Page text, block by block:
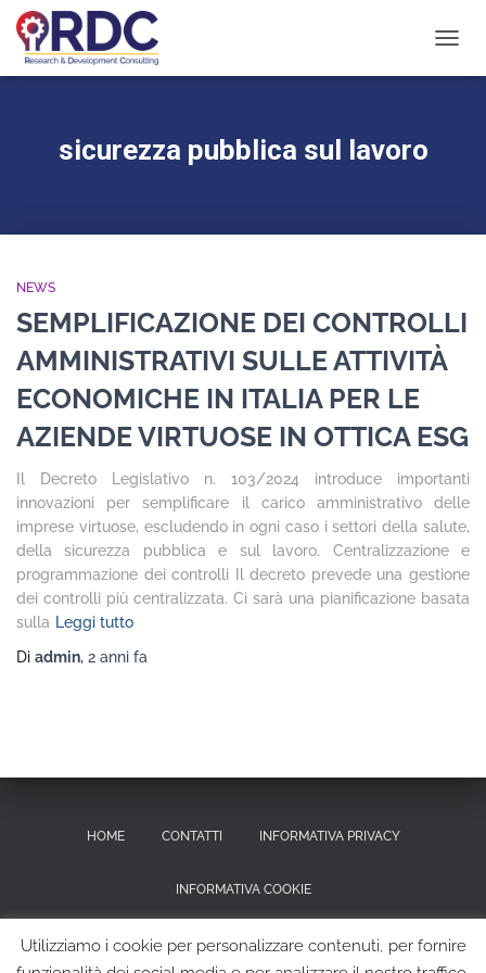
sicurezza pubblica sul lavoro
NEWS
SEMPLIFICAZIONE DEI CONTROLLI
AMMINISTRATIVI SULLE ATTIVITÀ
ECONOMICHE IN ITALIA PER LE
AZIENDE VIRTUOSE IN OTTICA ESG
Il Decreto Legislativo n. 103/2024 introduce importanti
innovazioni per semplificare il carico amministrativo delle
imprese virtuose, escludendo in ogni caso i settori della salute,
della sicurezza pubblica e sul lavoro. Centralizzazione e
programmazione dei controlli Il decreto prevede una gestione
dei controlli più centralizzata. Ci sarà una pianificazione basata
sulla Leggi tutto
Di admin, 2 anni fa
HOME CONTATTI INFORMATIVA PRIVACY
INFORMATIVA COOKIE
RICHIESTA CANCELLAZIONE DEI DATI PERSONALI
Utilizziamo i cookie per personalizzare contenuti, per fornire